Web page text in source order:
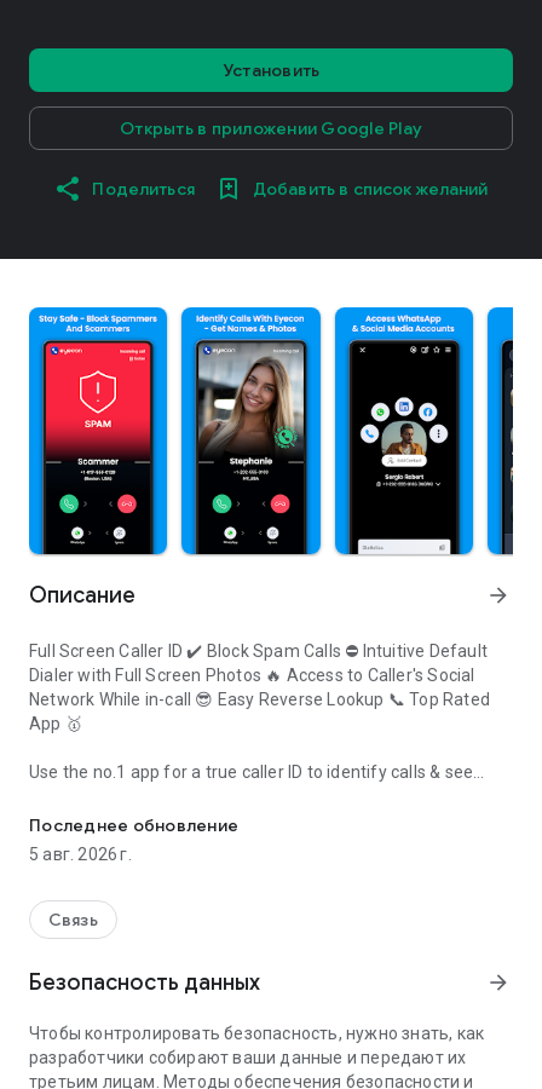
Установить
Открыть в приложении Google Play
Поделиться Добавить в список желаний
Описание arrow_forward
Full Screen Caller ID ✔️ Block Spam Calls ⛔️ Intuitive Default
Dialer with Full Screen Photos 🔥 Access to Caller's Social
Network While in-call 😎 Easy Reverse Lookup 📞 Top Rated
App 🥇
Use the no.1 app for a true caller ID to identify calls & see
book by only clicking on our icon.
the icon to get more information all at once – all people, all
your contacts, all your apps & you will have every way to
the information of the person on the other side. It's truly the
best true caller id app.
Последнее обновление
5 авг. 2026 г.
Связь
Безопасность данных arrow_forward
Чтобы контролировать безопасность, нужно знать, как
разработчики собирают ваши данные и передают их
третьим лицам. Методы обеспечения безопасности и